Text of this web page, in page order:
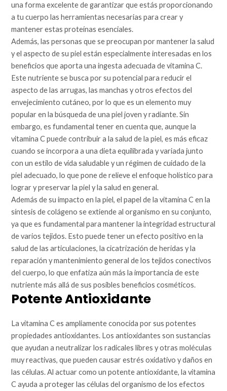
una forma excelente de garantizar que estás proporcionando
a tu cuerpo las herramientas necesarias para crear y
mantener estas proteínas esenciales.
Además, las personas que se preocupan por mantener la salud
y el aspecto de su piel están especialmente interesadas en los
beneficios que aporta una ingesta adecuada de vitamina C.
Este nutriente se busca por su potencial para reducir el
aspecto de las arrugas, las manchas y otros efectos del
envejecimiento cutáneo, por lo que es un elemento muy
popular en la búsqueda de una piel joven y radiante. Sin
embargo, es fundamental tener en cuenta que, aunque la
vitamina C puede contribuir a la salud de la piel, es más eficaz
cuando se incorpora a una dieta equilibrada y variada junto
con un estilo de vida saludable y un régimen de cuidado de la
piel adecuado, lo que pone de relieve el enfoque holístico para
lograr y preservar la piel y la salud en general.
Además de su impacto en la piel, el papel de la vitamina C en la
síntesis de colágeno se extiende al organismo en su conjunto,
ya que es fundamental para mantener la integridad estructural
de varios tejidos. Esto puede tener un efecto positivo en la
salud de las articulaciones, la cicatrización de heridas y la
reparación y mantenimiento general de los tejidos conectivos
del cuerpo, lo que enfatiza aún más la importancia de este
nutriente más allá de sus posibles beneficios cosméticos.
Potente Antioxidante
La vitamina C es ampliamente conocida por sus potentes
propiedades antioxidantes. Los antioxidantes son sustancias
que ayudan a neutralizar los radicales libres y otras moléculas
muy reactivas, que pueden causar estrés oxidativo y daños en
las células. Al actuar como un potente antioxidante, la vitamina
C ayuda a proteger las células del organismo de los efectos